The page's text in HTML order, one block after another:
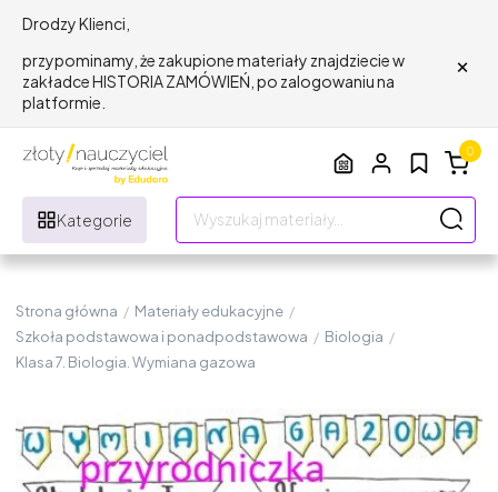
Drodzy Klienci,
przypominamy, że zakupione materiały znajdziecie w
zakładce HISTORIA ZAMÓWIEŃ, po zalogowaniu na
platformie.
×
Kategorie
0
Strona główna / Materiały edukacyjne /
Szkoła podstawowa i ponadpodstawowa / Biologia /
Klasa 7. Biologia. Wymiana gazowa